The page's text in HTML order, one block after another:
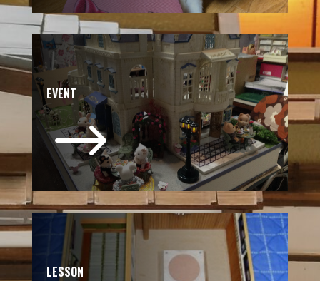
EVENT
$
LESSON